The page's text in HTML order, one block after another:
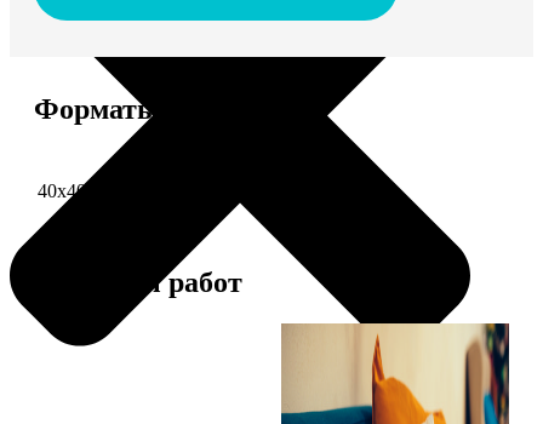
Форматы и цены
40х40 односторонняя печать
Примеры работ